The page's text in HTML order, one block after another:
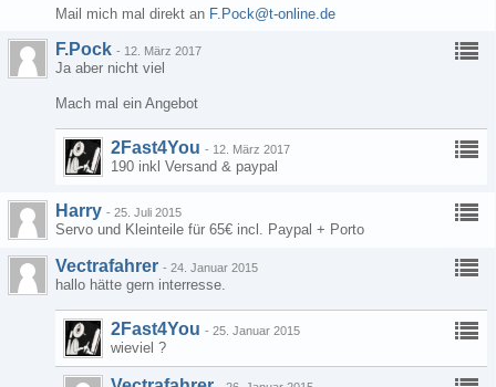
Mail mich mal direkt an F.Pock@t-online.de
F.Pock - 12. März 2017
Ja aber nicht viel
Mach mal ein Angebot
2Fast4You - 12. März 2017
190 inkl Versand & paypal
Harry - 25. Juli 2015
Servo und Kleinteile für 65€ incl. Paypal + Porto
Vectrafahrer - 24. Januar 2015
hallo hätte gern interresse.
2Fast4You - 25. Januar 2015
wieviel ?